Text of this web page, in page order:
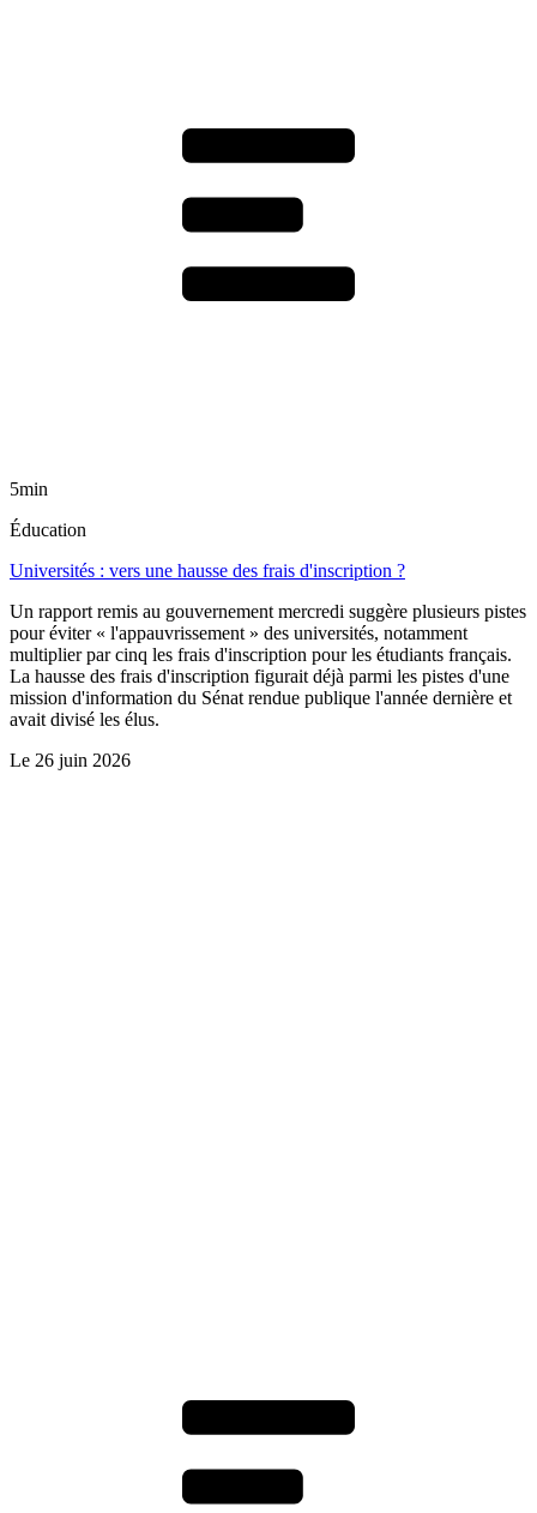
5min
Éducation
Universités : vers une hausse des frais d'inscription ?
Un rapport remis au gouvernement mercredi suggère plusieurs pistes
pour éviter « l'appauvrissement » des universités, notamment
multiplier par cinq les frais d'inscription pour les étudiants français.
La hausse des frais d'inscription figurait déjà parmi les pistes d'une
mission d'information du Sénat rendue publique l'année dernière et
avait divisé les élus.
Le 26 juin 2026